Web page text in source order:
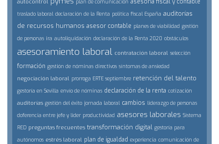
autocontrol plan de comunicación
traslado laboral declaración de la Renta politica fiscal España auditorías
de recursos humanos asesor contable planes de viabilidad gestión
de personas ira autoliquidación declaración de la Renta 2020 obstáculos
asesoramiento laboral contratación laboral selección
formación gestión de nóminas directivos síntomas de ansiedad
negociación laboral prorroga ERTE septiembre retención del talento
gestoría en Sevilla envío de nóminas declaración de la renta cotización
auditorías gestión del éxito jornada laboral cambios liderazgo de personas
doferencia entre jefe y lider productividad asesores laborales Sistema
RED preguntas frecuentes transformación digital gestoría para
autónomos estrés laboral plan de igualdad experiencia comunicación de